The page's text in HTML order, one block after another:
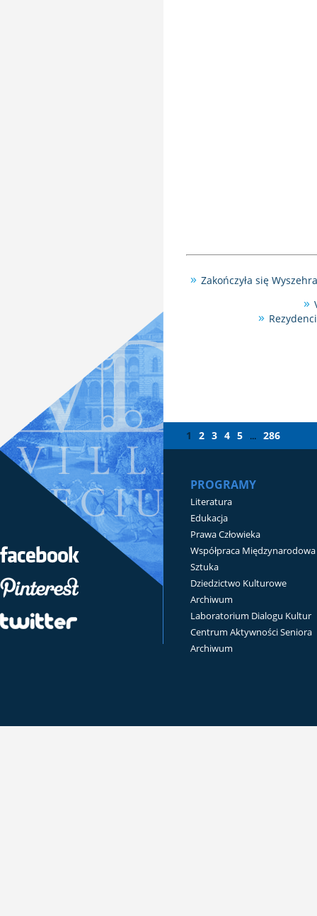
Zakończyła się
1 2 3 4 5 ... 286
PROGRAMY
Literatura
Edukacja
Prawa Człowieka
Współpraca Międzynarodowa
Sztuka
Dziedzictwo Kulturowe
Archiwum
Laboratorium Dialogu Kultur
Centrum Aktywności Seniora
Archiwum